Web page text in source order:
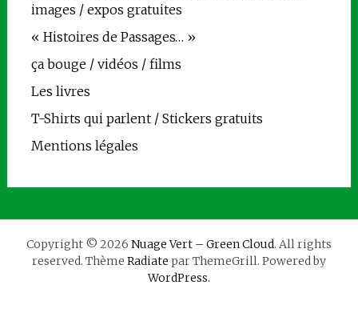
images / expos gratuites
« Histoires de Passages… »
ça bouge / vidéos / films
Les livres
T-Shirts qui parlent / Stickers gratuits
Mentions légales
Copyright © 2026 Nuage Vert – Green Cloud. All rights
reserved. Thème Radiate par ThemeGrill. Powered by
WordPress.